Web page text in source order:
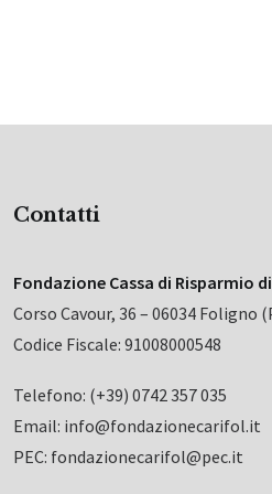
Contatti
Fondazione Cassa di Risparmio
Corso Cavour, 36 – 06034 Foligno
Codice Fiscale: 91008000548
Telefono: (+39) 0742 357 035
Email: info@fondazionecarifol.it
PEC: fondazionecarifol@pec.it